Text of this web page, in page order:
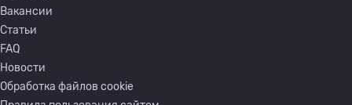
Вакансии
Статьи
FAQ
Новости
Обработка файлов cookie